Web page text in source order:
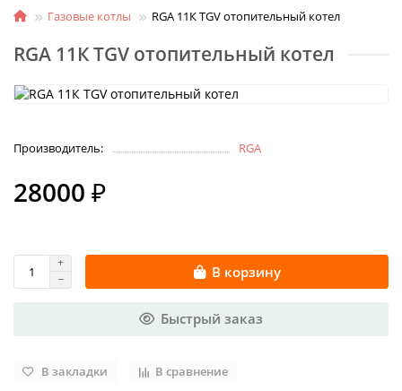
Газовые котлы RGA 11К TGV отопительный котел
RGA 11К TGV отопительный котел
Производитель: RGA
28000 ₽
В корзину
Быстрый заказ
В закладки В сравнение